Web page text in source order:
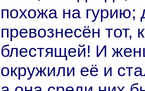
похожа нa гурию;
превознесён тот,
блестящей! И
окружили её и